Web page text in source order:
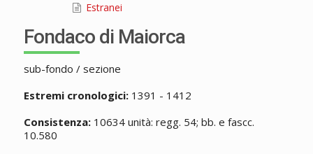
Estranei
Fondaco di Maiorca
sub-fondo / sezione
Estremi cronologici:1391 - 1412
Consistenza:10634 unità: regg. 54; bb. e fascc.
10.580